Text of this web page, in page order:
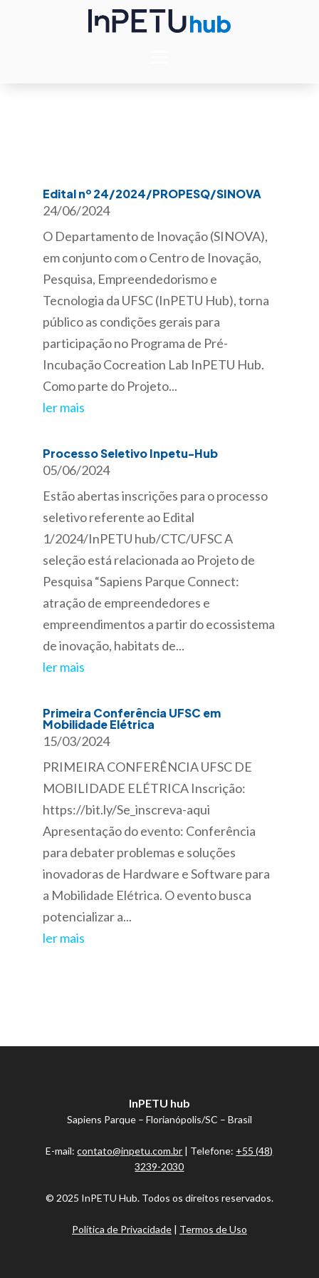
Edital nº 24/2024/PROPESQ/SINOVA
24/06/2024
O Departamento de Inovação (SINOVA),
em conjunto com o Centro de Inovação,
Pesquisa, Empreendedorismo e
Tecnologia da UFSC (InPETU Hub), torna
público as condições gerais para
participação no Programa de Pré-
Incubação Cocreation Lab InPETU Hub.
Como parte do Projeto...
ler mais
Processo Seletivo Inpetu-Hub
05/06/2024
Estão abertas inscrições para o processo
seletivo referente ao Edital
1/2024/InPETU hub/CTC/UFSC A
seleção está relacionada ao Projeto de
Pesquisa “Sapiens Parque Connect:
atração de empreendedores e
empreendimentos a partir do ecossistema
de inovação, habitats de...
ler mais
Primeira Conferência UFSC em
Mobilidade Elétrica
15/03/2024
PRIMEIRA CONFERÊNCIA UFSC DE
MOBILIDADE ELÉTRICA Inscrição:
https://bit.ly/Se_inscreva-aqui
Apresentação do evento: Conferência
para debater problemas e soluções
inovadoras de Hardware e Software para
a Mobilidade Elétrica. O evento busca
potencializar a...
ler mais
InPETU hub
Sapiens Parque – Florianópolis/SC – Brasil
E-mail:contato@inpetu.com.br | Telefone: +55 (48)
3239-2030
© 2025 InPETU Hub. Todos os direitos reservados.
Política de Privacidade | Termos de Uso